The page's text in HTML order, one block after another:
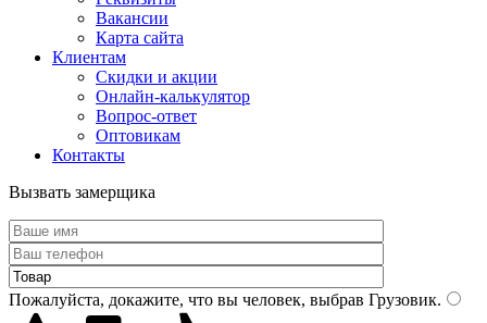
Вакансии
Карта сайта
Клиентам
Скидки и акции
Онлайн-калькулятор
Вопрос-ответ
Оптовикам
Контакты
Вызвать замерщика
Пожалуйста, докажите, что вы человек, выбрав Грузовик.